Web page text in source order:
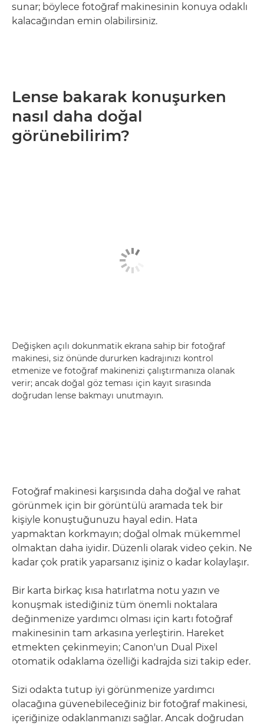
sunar; böylece fotoğraf makinesinin konuya odaklı
kalacağından emin olabilirsiniz.
Lense bakarak konuşurken
nasıl daha doğal
görünebilirim?
Değişken açılı dokunmatik ekrana sahip bir fotoğraf
makinesi, siz önünde dururken kadrajınızı kontrol
etmenize ve fotoğraf makinenizi çalıştırmanıza olanak
verir; ancak doğal göz teması için kayıt sırasında
doğrudan lense bakmayı unutmayın.
Fotoğraf makinesi karşısında daha doğal ve rahat
görünmek için bir görüntülü aramada tek bir
kişiyle konuştuğunuzu hayal edin. Hata
yapmaktan korkmayın; doğal olmak mükemmel
olmaktan daha iyidir. Düzenli olarak video çekin. Ne
kadar çok pratik yaparsanız işiniz o kadar kolaylaşır.
Bir karta birkaç kısa hatırlatma notu yazın ve
konuşmak istediğiniz tüm önemli noktalara
değinmenize yardımcı olması için kartı fotoğraf
makinesinin tam arkasına yerleştirin. Hareket
etmekten çekinmeyin; Canon'un Dual Pixel
otomatik odaklama özelliği kadrajda sizi takip eder.
Sizi odakta tutup iyi görünmenize yardımcı
olacağına güvenebileceğiniz bir fotoğraf makinesi,
içeriğinize odaklanmanızı sağlar. Ancak doğrudan